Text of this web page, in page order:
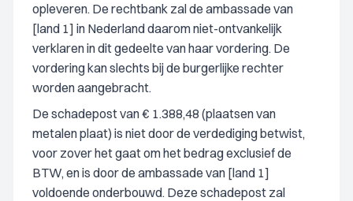
opleveren. De rechtbank zal de ambassade van
[land 1] in Nederland daarom niet-ontvankelijk
verklaren in dit gedeelte van haar vordering. De
vordering kan slechts bij de burgerlijke rechter
worden aangebracht.
De schadepost van € 1.388,48 (plaatsen van
metalen plaat) is niet door de verdediging betwist,
voor zover het gaat om het bedrag exclusief de
BTW, en is door de ambassade van [land 1]
voldoende onderbouwd. Deze schadepost zal